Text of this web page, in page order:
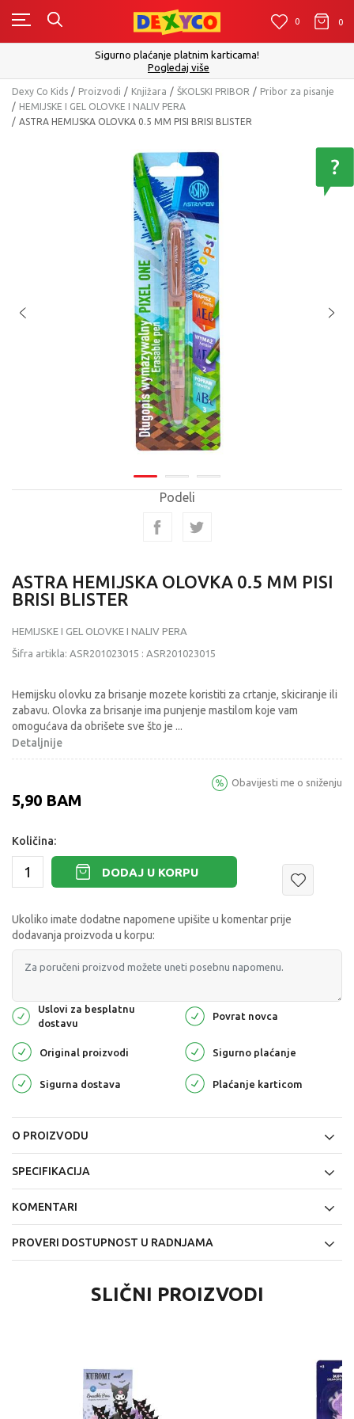
0 0
Sigurno plaćanje platnim karticama!
Pogledaj više
Dexy Co Kids Proizvodi Knjižara ŠKOLSKI PRIBOR
Pribor za pisanje
HEMIJSKE I GEL OLOVKE I NALIV PERA
ASTRA HEMIJSKA OLOVKA 0.5 MM PISI BRISI BLISTER
Podeli
ASTRA HEMIJSKA OLOVKA 0.5 MM PISI
BRISI BLISTER
HEMIJSKE I GEL OLOVKE I NALIV PERA
Šifra artikla: ASR201023015 : ASR201023015
Hemijsku olovku za brisanje mozete koristiti za crtanje, skiciranje ili
zabavu. Olovka za brisanje ima punjenje mastilom koje vam
omogućava da obrišete sve što je ...
Detaljnije
5,90 BAM
Obavijesti me o sniženju
Količina:
DODAJ U KORPU
Ukoliko imate dodatne napomene upišite u komentar prije
dodavanja proizvoda u korpu:
Uslovi za besplatnu
dostavu
Povrat novca
Original proizvodi Sigurno plaćanje
Sigurna dostava Plaćanje karticom
O PROIZVODU
SPECIFIKACIJA
KOMENTARI
PROVERI DOSTUPNOST U RADNJAMA
SLIČNI PROIZVODI